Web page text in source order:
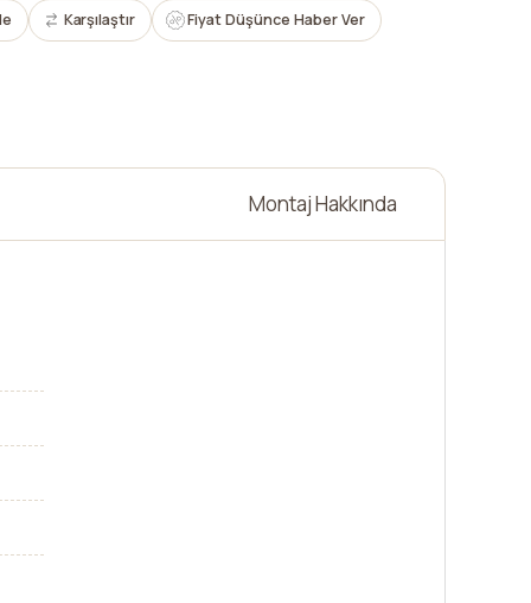
Karşılaştır Fiyat Düşünce Haber Ver
Montaj Hakkında